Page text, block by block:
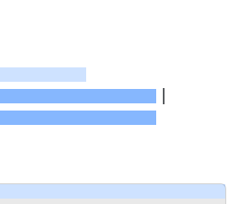
|